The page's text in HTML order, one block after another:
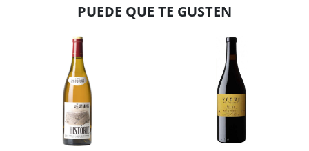
PUEDE QUE TE GUSTEN
AÑADIR AÑADIR